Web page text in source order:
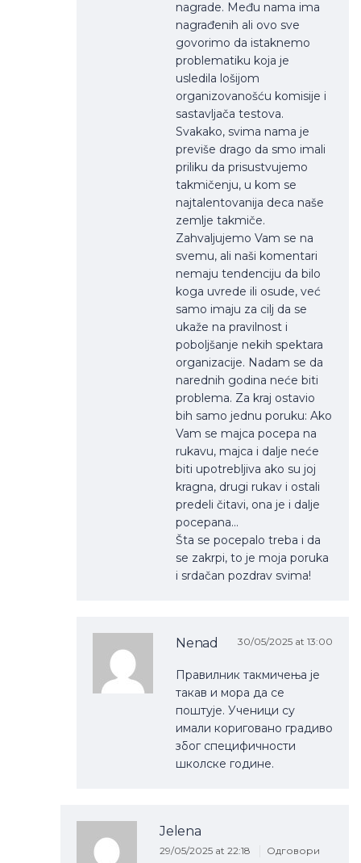
nagrade. Među nama ima
nagrađenih ali ovo sve
govorimo da istaknemo
problematiku koja je
usledila lošijom
organizovanošću komisije i
sastavljača testova.
Svakako, svima nama je
previše drago da smo imali
priliku da prisustvujemo
takmičenju, u kom se
najtalentovanija deca naše
zemlje takmiče.
Zahvaljujemo Vam se na
svemu, ali naši komentari
nemaju tendenciju da bilo
koga uvrede ili osude, već
samo imaju za cilj da se
ukaže na pravilnost i
poboljšanje nekih spektara
organizacije. Nadam se da
narednih godina neće biti
problema. Za kraj ostavio
bih samo jednu poruku: Ako
Vam se majca pocepa na
rukavu, majca i dalje neće
biti upotrebljiva ako su joj
kragna, drugi rukav i ostali
predeli čitavi, ona je i dalje
pocepana…
Šta se pocepalo treba i da
se zakrpi, to je moja poruka
i srdačan pozdrav svima!
Nenad 30/05/2025 at 13:00
Правилник такмичења је
такав и мора да се
поштује. Ученици су
имали кориговано градиво
због специфичности
школске године.
Jelena
29/05/2025 at 22:18 Одговори